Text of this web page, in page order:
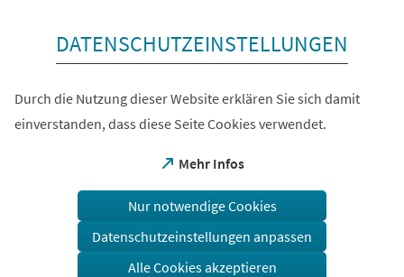
DATENSCHUTZEINSTELLUNGEN
Durch die Nutzung dieser Website erklären Sie sich damit
einverstanden, dass diese Seite Cookies verwendet.
Mehr Infos
(Öffnet
einem
Tab)
Nur notwendige Cookies
Datenschutzeinstellungen anpassen
Alle Cookies akzeptieren